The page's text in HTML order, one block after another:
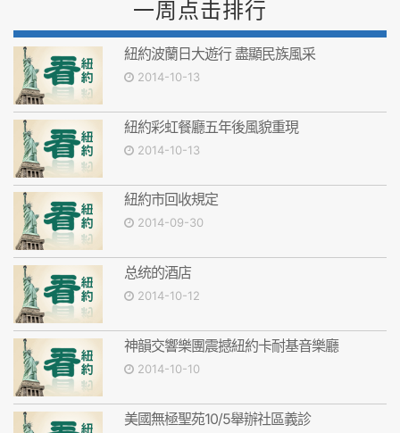
一周点击排行
紐約波蘭日大遊行 盡顯民族風采
2014-10-13
紐約彩虹餐廳五年後風貌重現
2014-10-13
紐約市回收規定
2014-09-30
总统的酒店
2014-10-12
神韻交響樂團震撼紐約卡耐基音樂廳
2014-10-10
美國無極聖苑10/5舉辦社區義診